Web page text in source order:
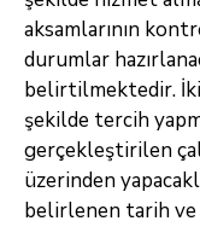
aksamlarının
durumlar
belirtilmektedir.
şekilde tercih
gerçekleştirilen
üzerinden
belirlenen tarih